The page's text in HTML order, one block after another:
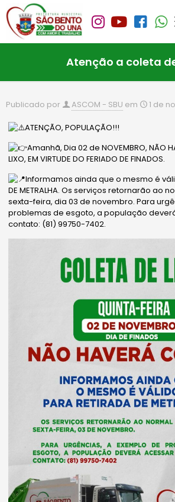
Atenção a coleta
Publicado por ASCOM - SBU em 1 de
ATENÇÃO, POPULAÇÃO!!!
Amanhã, Dia 02 de NOVEMBRO, NÃO
LIXO, EM VIRTUDE DO FERIADO DE FINADOS.
Informamos ainda que o mesmo é
DE METRALHA. Os serviços retornarão ao
sexta-feira, dia 03 de novembro. Para
problemas de esgoto, a população
contato: (81) 99750-7402.